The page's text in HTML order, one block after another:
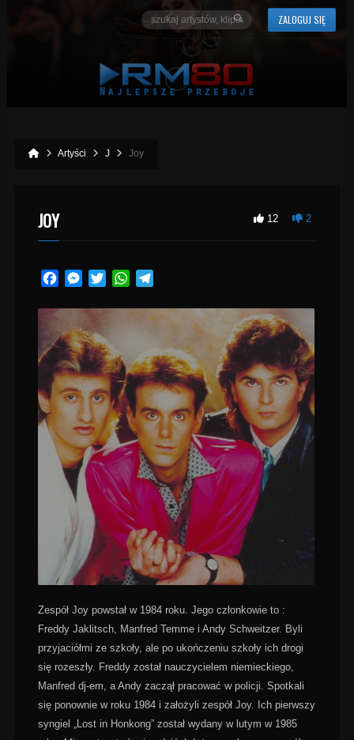
ZALOGUJ SIĘ
Artyści J Joy
12 2
JOY
FacebookMessenger
TwitterWhatsApp
Zespół Joy powstał w 1984 roku. Jego członkowie to :
Freddy Jaklitsch, Manfred Temme i Andy Schweitzer. Byli
przyjaciółmi ze szkoły, ale po ukończeniu szkoły ich drogi
się rozeszły. Freddy został nauczycielem niemieckiego,
Manfred dj-em, a Andy zaczął pracować w policji. Spotkali
się ponownie w roku 1984 i założyli zespół Joy. Ich pierwszy
syngiel „Lost in Honkong” został wydany w lutym w 1985